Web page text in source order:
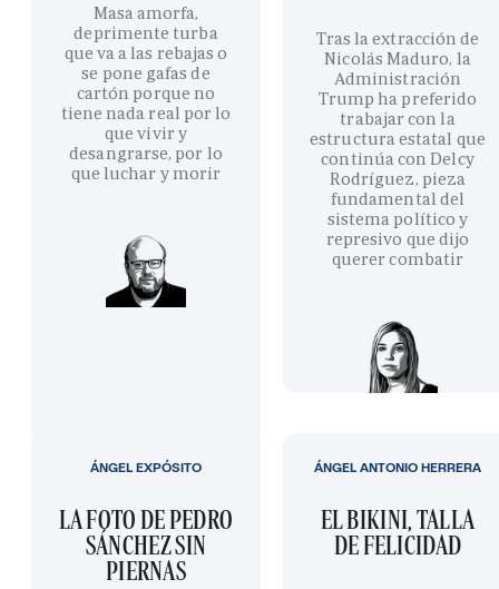
Masa amorfa,
deprimente turba
que va a las rebajas o
se pone gafas de
cartón porque no
tiene nada real por lo
que vivir y
desangrarse, por lo
que luchar y morir
Tras la extracción de
Nicolás Maduro, la
Administración
Trump ha preferido
trabajar con la
estructura estatal que
continúa con Delcy
Rodríguez, pieza
fundamental del
sistema político y
represivo que dijo
querer combatir
LA FOTO DE PEDRO
SÁNCHEZ SIN
PIERNAS
ÁNGEL EXPÓSITO
EL BIKINI, TALLA
DE FELICIDAD
ÁNGEL ANTONIO HERRERA